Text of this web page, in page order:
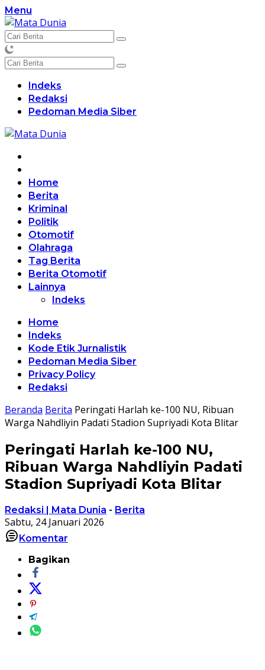
Langsung
ke
konten
Menu
Indeks
Redaksi
Pedoman Media Siber
Home
Berita
Kriminal
Politik
Otomotif
Olahraga
Tag Berita
Berita Otomotif
Lainnya
Indeks
Home
Indeks
Kode Etik Jurnalistik
Pedoman Media Siber
Privacy Policy
Redaksi
Beranda Berita Peringati Harlah ke-100 NU, Ribuan
Warga Nahdliyin Padati Stadion Supriyadi Kota Blitar
Peringati Harlah ke-100 NU,
Ribuan Warga Nahdliyin Padati
Stadion Supriyadi Kota Blitar
Redaksi | Mata Dunia - Berita
Sabtu, 24 Januari 2026
Komentar
Bagikan